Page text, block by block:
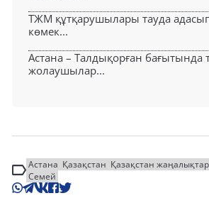
ТЖМ құтқарушылары тауда адасып
көмек...
Астана – Талдықорған бағытында
жолаушылар...
Астана Қазақстан Қазақстан
Семей